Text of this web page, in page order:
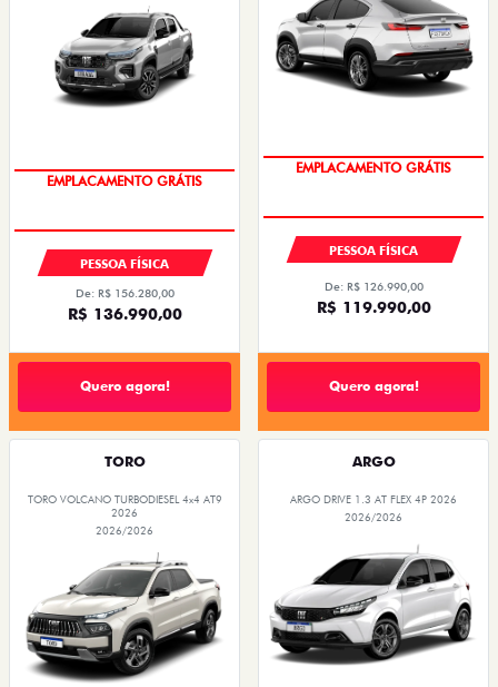
OPORTUNIDADE
PESSOA FÍSICA
De: R$ 156.280,00
R$ 136.990,00
Quero agora!
OPORTUNIDADE
PESSOA FÍSICA
De: R$ 126.990,00
R$ 119.990,00
Quero agora!
TORO
TORO VOLCANO TURBODIESEL 4x4 AT9
2026
2026/2026
ARGO
ARGO DRIVE 1.3 AT FLEX 4P 2026
2026/2026